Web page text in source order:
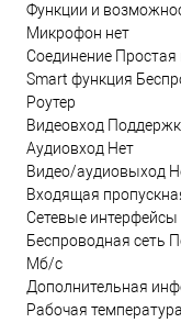
Функции и
Микрофон нет
Соединение Простая
Smart функция
Роутер
Видеовход
Аудиовход Нет
Видео/аудиовыход
Входящая
Сетевые
Беспроводная сеть
Мб/с
Дополнительная
Рабочая